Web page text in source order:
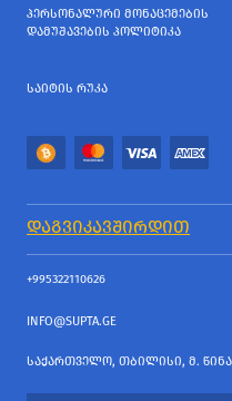
ᲞᲔᲠᲡᲝᲜᲐᲚᲣᲠᲘ ᲛᲝᲜᲐᲪᲔᲛᲔᲑᲘᲡ
ᲓᲐᲛᲣᲨᲐᲕᲔᲑᲘᲡ ᲞᲝᲚᲘᲢᲘᲙᲐ
ᲡᲐᲘᲢᲘᲡ ᲠᲣᲙᲐ
ᲓᲐᲒᲕᲘᲙᲐᲕᲨᲘᲠᲓᲘᲗ
+995322110626
INFO@SUPTA.GE
ᲡᲐᲥᲐᲠᲗᲕᲔᲚᲝ, ᲗᲑᲘᲚᲘᲡᲘ, Მ.